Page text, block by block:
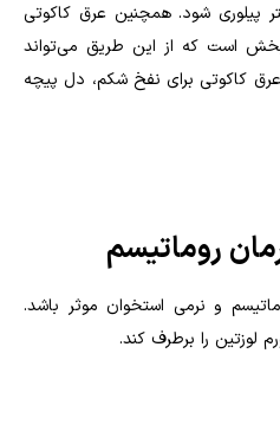
پیلوری شود. همچنین عرق کاکوتی
است که از این طریق می‌تواند
کاکوتی برای نفخ شکم، دل پیچه
روماتیسم
و نرمی استخوان موثر باشد.
لوزتین را برطرف کند.